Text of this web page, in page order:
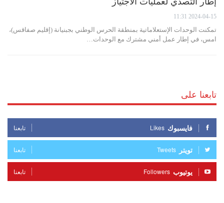
2024-04-15 11:31
تمكنت الوحدات الإستعلاماتية بمنطقة الحرس الوطني بجبنيانة (إقليم صفاقس)،
امس، في إطار عمل أمني مشترك مع الوحدات…
تابعنا على
فايسبوك Likes تابعنا
تويتر Tweets تابعنا
يوتيوب Followers تابعنا